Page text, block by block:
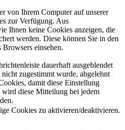
von Ihrem Computer auf unserer
zur Verfügung. Aus
Ihnen keine Cookies anzeigen, die
werden. Diese können Sie in den
Browsers einsehen.
dauerhaft ausgeblendet
zugestimmt wurde, abgelehnt
damit diese Einstellung
diese Mitteilung bei jedem
Cookies zu aktivieren/deaktivieren.